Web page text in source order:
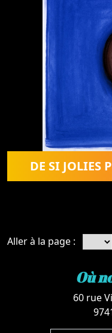
DE SI JOLIES
Aller à la page :
Où
60 rue